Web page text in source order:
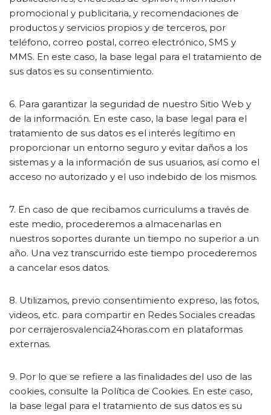
promocional y publicitaria, y recomendaciones de
productos y servicios propios y de terceros, por
teléfono, correo postal, correo electrónico, SMS y
MMS. En este caso, la base legal para el tratamiento de
sus datos es su consentimiento.
6. Para garantizar la seguridad de nuestro Sitio Web y
de la información. En este caso, la base legal para el
tratamiento de sus datos es el interés legítimo en
proporcionar un entorno seguro y evitar daños a los
sistemas y a la información de sus usuarios, así como el
acceso no autorizado y el uso indebido de los mismos.
7. En caso de que recibamos curriculums a través de
este medio, procederemos a almacenarlas en
nuestros soportes durante un tiempo no superior a un
año. Una vez transcurrido este tiempo procederemos
a cancelar esos datos.
8. Utilizamos, previo consentimiento expreso, las fotos,
videos, etc. para compartir en Redes Sociales creadas
por cerrajerosvalencia24horas.com en plataformas
externas.
9. Por lo que se refiere a las finalidades del uso de las
cookies, consulte la Política de Cookies. En este caso,
la base legal para el tratamiento de sus datos es su